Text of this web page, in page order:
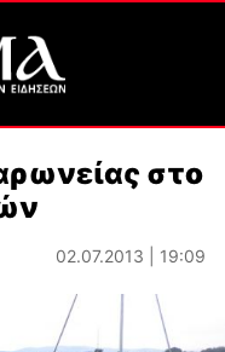
στο
02.07.2013 | 19:09